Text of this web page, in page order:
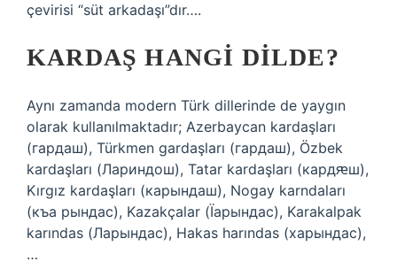
çevirisi “süt arkadaşı”dır….
KARDAŞ HANGI DILDE?
Aynı zamanda modern Türk dillerinde de yaygın
olarak kullanılmaktadır; Azerbaycan kardaşları
(гардаш), Türkmen gardaşları (гардаш), Özbek
kardaşları (Лариндош), Tatar kardaşları (кардԙш),
Kırgız kardaşları (карындаш), Nogay karndaları
(къа рындас), Kazakçalar (Їарындас), Karakalpak
karındas (Ларындас), Hakas harındas (харындас),
…